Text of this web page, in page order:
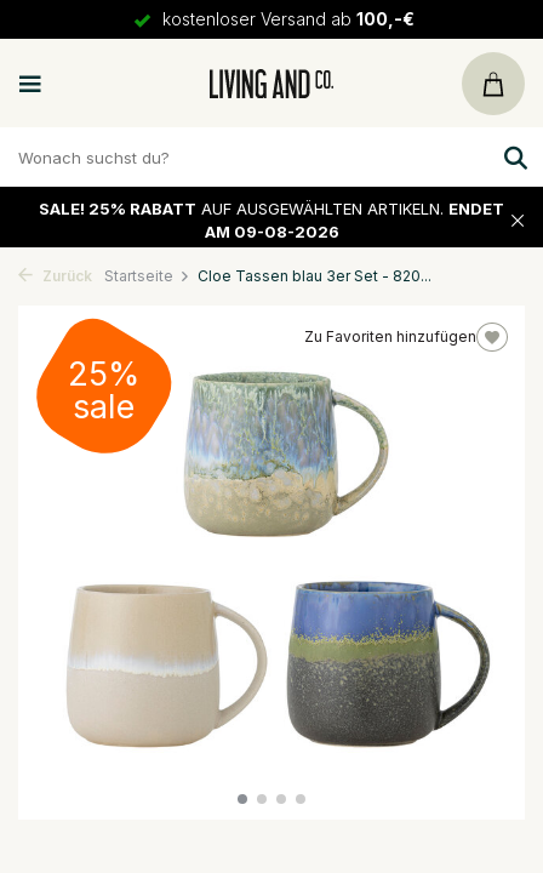
kostenloser Versand ab 100,-€
SALE! 25% RABATT AUF AUSGEWÄHLTEN ARTIKELN. ENDET
AM 09-08-2026
Zurück Startseite Cloe Tassen blau 3er Set - 820...
Zu Favoriten hinzufügen
25%
sale